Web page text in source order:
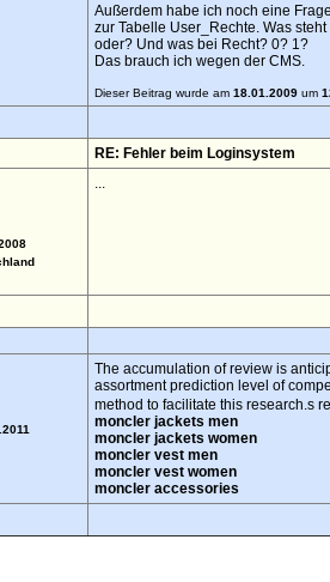
Außerdem habe ich noch eine
zur Tabelle User_Rechte. Was
oder? Und was bei Recht? 0? 1?
Das brauch ich wegen der CMS.
Dieser Beitrag wurde am 18.01.2009um
RE: Fehler beim Loginsystem
...
The accumulation of review is
assortment prediction level of
method to facilitate this research.s
moncler jackets men
moncler jackets women
moncler vest men
moncler vest women
moncler accessories